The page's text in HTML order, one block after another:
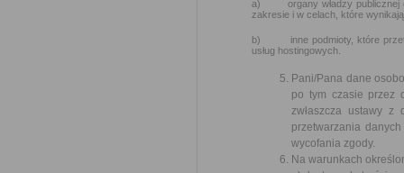
a) organy władzy publicznej
zakresie i w celach, które
b) inne podmioty, które
usług hostingowych.
Pani/Pana dane
po tym czasie przez
zwłaszcza ustawy
przetwarzania
wycofania zgody.
Na warunkach